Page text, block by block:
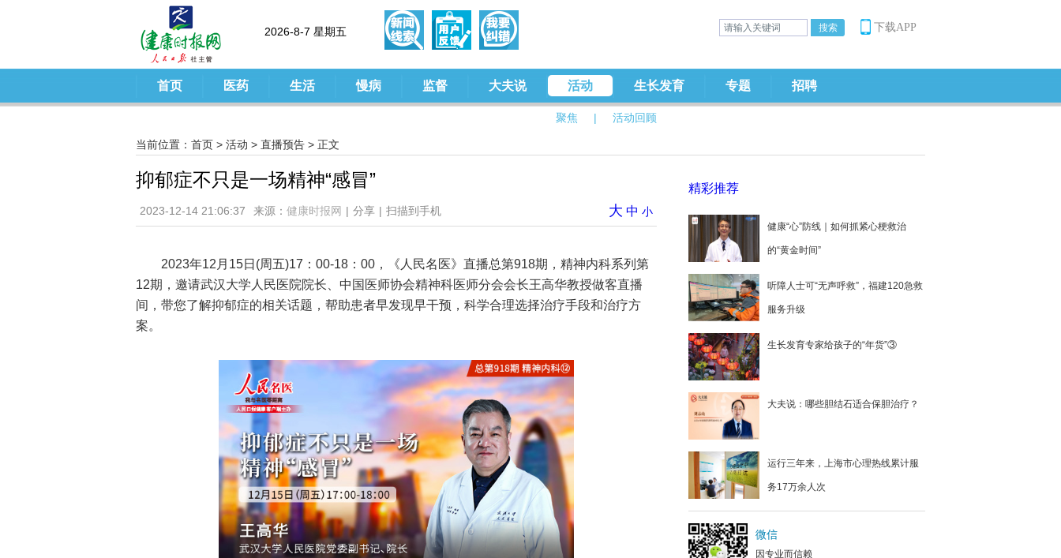
2026-8-7 星期五 下载APP
首页 医药 生活 慢病 监督 大夫说 活动
聚焦 | 活动回顾
生长发育 专题 招聘
当前位置： 首页 > 活动 > 直播预告 > 正文
抑郁症不只是一场精神“感冒”
2023-12-14 21:06:37 来源： 健康时报网 | 分享 | 扫描到手机 大 中 小
2023年12月15日(周五)17：00-18：00，《人民名医》直播总第918期，精神内科系列第
12期，邀请武汉大学人民医院院长、中国医师协会精神科医师分会会长王高华教授做客直播
间，带您了解抑郁症的相关话题，帮助患者早发现早干预，科学合理选择治疗手段和治疗方
案。
精彩推荐
健康“心”防线｜如何抓紧心梗救治
的“黄金时间”
听障人士可“无声呼救”，福建120急救
服务升级
生长发育专家给孩子的“年货”③
大夫说：哪些胆结石适合保胆治疗？
运行三年来，上海市心理热线累计服
务17万余人次
微信
因专业而信赖